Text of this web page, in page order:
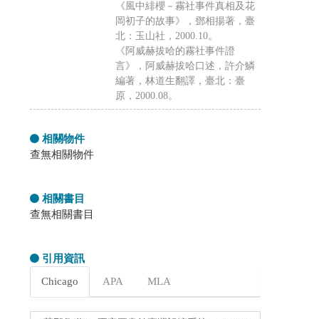
《風中緋櫻－霧社事件真相及花
岡初子的故事》，鄧相揚著，臺
北：玉山社，2000.10。
《阿威赫拔哈的霧社事件證
言》，阿威赫拔哈口述，許介鱗
編著，林道生翻譯，臺北：臺
原，2000.08。
相關物件
查無相關物件
相關書目
查無相關書目
引用資訊
Chicago
APA MLA